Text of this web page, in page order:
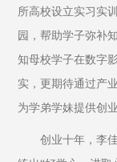
所高校设立实习实
园，帮助学子弥补
知母校学子在数字
实，更期待通过产
为学弟学妹提供创业
创业十年，李